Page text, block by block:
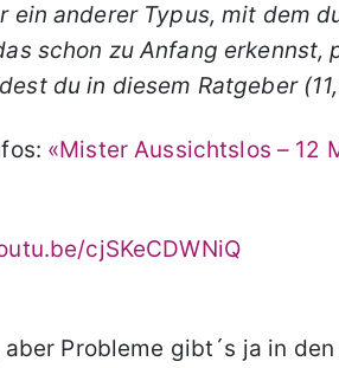
ein anderer Typus, mit dem
schon zu Anfang erkennst,
du in diesem Ratgeber
«Mister Aussichtslos – 12
cjSKeCDWNiQ
Probleme gibt´s ja in